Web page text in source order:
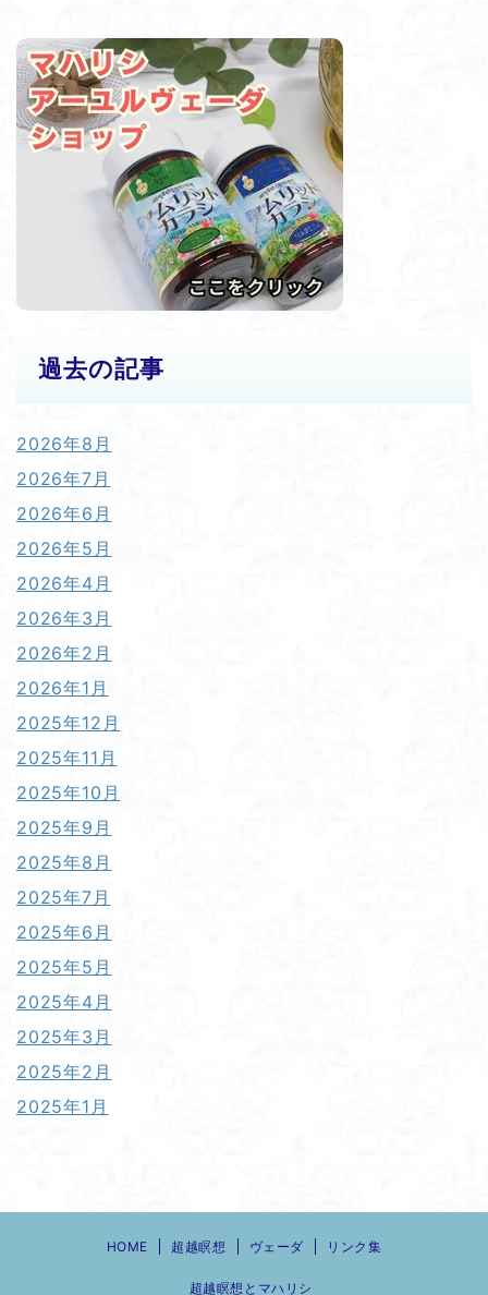
過去の記事
2026年8月
2026年7月
2026年6月
2026年5月
2026年4月
2026年3月
2026年2月
2026年1月
2025年12月
2025年11月
2025年10月
2025年9月
2025年8月
2025年7月
2025年6月
2025年5月
2025年4月
2025年3月
2025年2月
2025年1月
HOME 超越瞑想 ヴェーダ リンク集
超越瞑想とマハリシ